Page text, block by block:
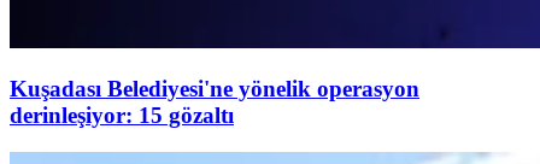
Kuşadası Belediyesi'ne yönelik operasyon
derinleşiyor: 15 gözaltı